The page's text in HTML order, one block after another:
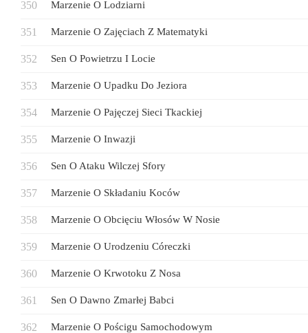
Marzenie O Lodziarni
Marzenie O Zajęciach Z Matematyki
Sen O Powietrzu I Locie
Marzenie O Upadku Do Jeziora
Marzenie O Pajęczej Sieci Tkackiej
Marzenie O Inwazji
Sen O Ataku Wilczej Sfory
Marzenie O Składaniu Koców
Marzenie O Obcięciu Włosów W Nosie
Marzenie O Urodzeniu Córeczki
Marzenie O Krwotoku Z Nosa
Sen O Dawno Zmarłej Babci
Marzenie O Pościgu Samochodowym